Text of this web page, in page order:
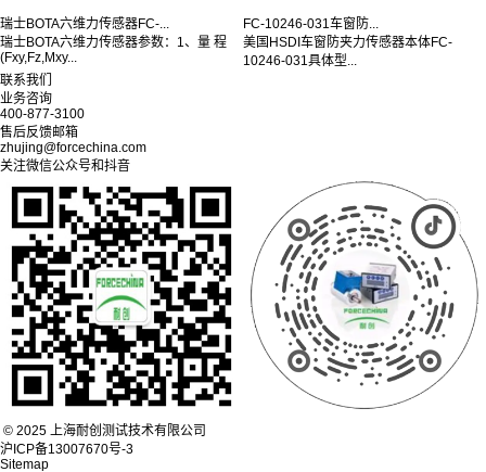
瑞士BOTA六维力传感器FC-...
瑞士BOTA六维力传感器参数：1、量 程
(Fxy,Fz,Mxy...
FC-10246-031车窗防...
美国HSDI车窗防夹力传感器本体FC-
10246-031具体型...
联系我们
业务咨询
400-877-3100
售后反馈邮箱
zhujing@forcechina.com
关注微信公众号和抖音
© 2025 上海耐创测试技术有限公司
沪ICP备13007670号-3
Sitemap